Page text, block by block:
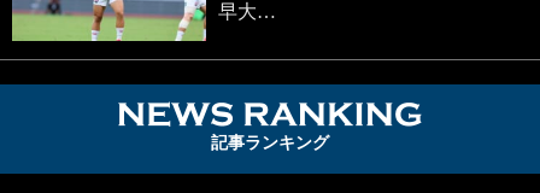
早大…
記事ランキング